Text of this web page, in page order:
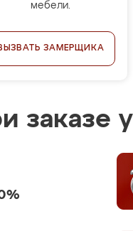
мебели.
ЗАМЕРЩИКА
заказе